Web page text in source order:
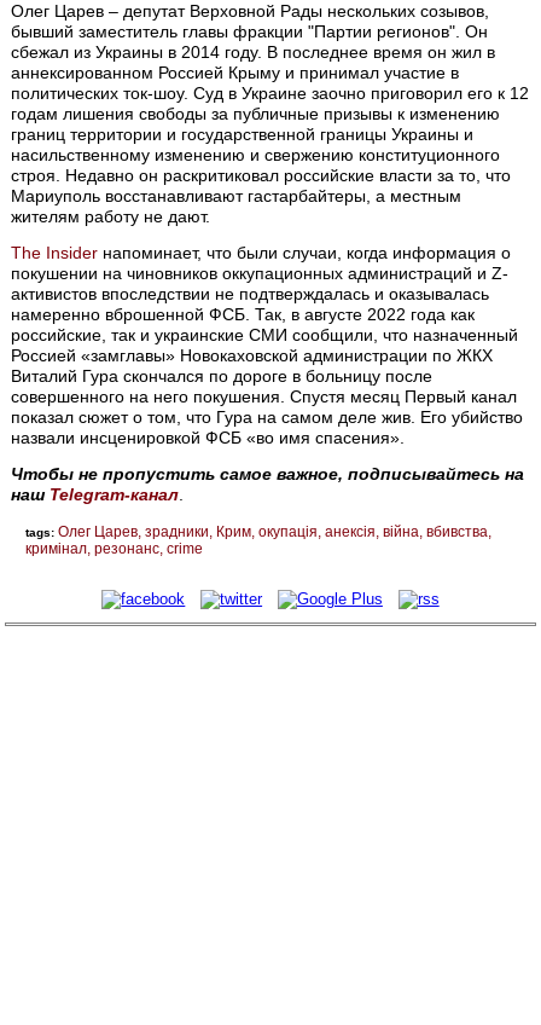
Олег Царев – депутат Верховной Рады нескольких созывов,
бывший заместитель главы фракции "Партии регионов". Он
сбежал из Украины в 2014 году. В последнее время он жил в
аннексированном Россией Крыму и принимал участие в
политических ток-шоу. Суд в Украине заочно приговорил его к 12
годам лишения свободы за публичные призывы к изменению
границ территории и государственной границы Украины и
насильственному изменению и свержению конституционного
строя. Недавно он раскритиковал российские власти за то, что
Мариуполь восстанавливают гастарбайтеры, а местным
жителям работу не дают.
The Insider напоминает, что были случаи, когда информация о
покушении на чиновников оккупационных администраций и Z-
активистов впоследствии не подтверждалась и оказывалась
намеренно вброшенной ФСБ. Так, в августе 2022 года как
российские, так и украинские СМИ сообщили, что назначенный
Россией «замглавы» Новокаховской администрации по ЖКХ
Виталий Гура скончался по дороге в больницу после
совершенного на него покушения. Спустя месяц Первый канал
показал сюжет о том, что Гура на самом деле жив. Его убийство
назвали инсценировкой ФСБ «во имя спасения».
Чтобы не пропустить самое важное, подписывайтесь на
наш Telegram-канал.
tags:Олег Царев зрадники Крим окупація анексія війна вбивства
кримінал резонанс crime